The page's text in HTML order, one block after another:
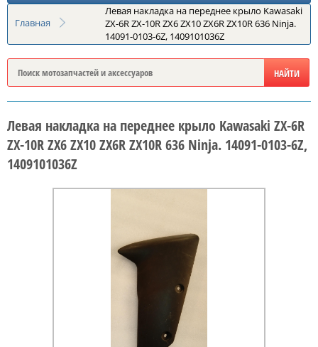
Главная
Левая накладка на переднее крыло Kawasaki
ZX-6R ZX-10R ZX6 ZX10 ZX6R ZX10R 636 Ninja.
14091-0103-6Z, 1409101036Z
Левая накладка на переднее крыло Kawasaki ZX-6R
ZX-10R ZX6 ZX10 ZX6R ZX10R 636 Ninja. 14091-0103-6Z,
1409101036Z